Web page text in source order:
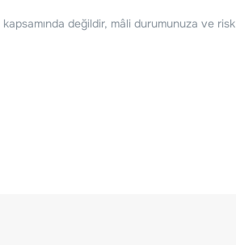
kapsamında değildir, mâli durumunuza ve risk